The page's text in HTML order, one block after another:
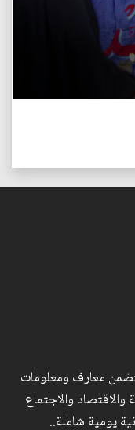
معارف ومعلومات
والاقتصاد والاجتماع
يومية شاملة..